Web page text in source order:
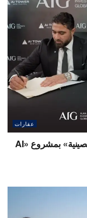
عقارات
شركة «AIG» تتعاون مع «CSCEC الصينية» بمشروع «AI